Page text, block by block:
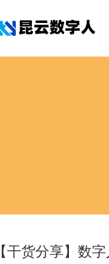
【干货分享】数